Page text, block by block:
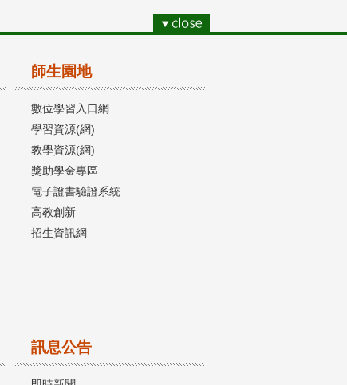
師生園地
數位學習入口網
學習資源(網)
教學資源(網)
獎助學金專區
電子證書驗證系統
高教創新
招生資訊網
訊息公告